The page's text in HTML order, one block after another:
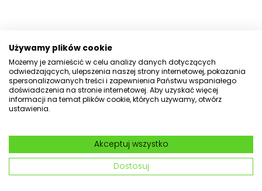
Używamy plików cookie
Możemy je zamieścić w celu analizy danych dotyczących
odwiedzających, ulepszenia naszej strony internetowej, pokazania
spersonalizowanych treści i zapewnienia Państwu wspaniałego
doświadczenia na stronie internetowej. Aby uzyskać więcej
informacji na temat plików cookie, których używamy, otwórz
ustawienia.
Akceptuj wszystko
Dostosuj